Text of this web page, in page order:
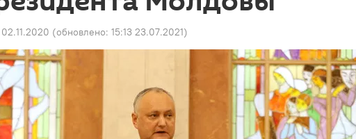
(обновлено: 15:13 23.07.2021)